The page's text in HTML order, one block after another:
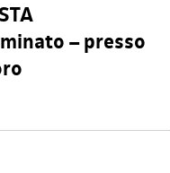
– presso